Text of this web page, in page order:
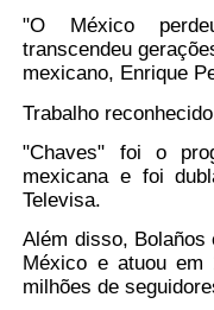
"O México
transcendeu
mexicano, Enrique
Trabalho
"Chaves" foi o
mexicana e foi
Televisa.
Além disso,
México e atuou
milhões de